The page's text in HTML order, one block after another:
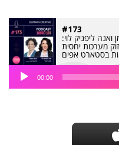
#173
ואנה ליפניק לוי:
מערכות יחסית
בסטארט אפים
אודיו
00:00